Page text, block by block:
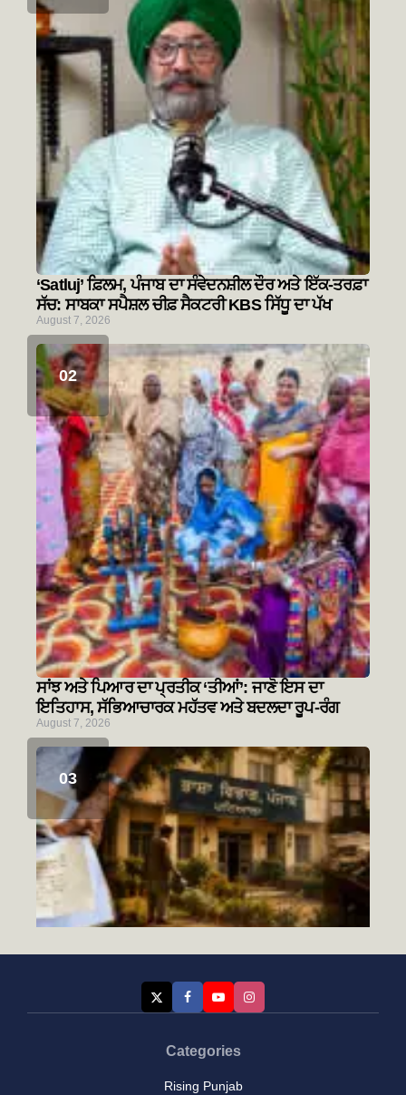
‘Satluj’ ਫ਼ਿਲਮ, ਪੰਜਾਬ ਦਾ ਸੰਵੇਦਨਸ਼ੀਲ ਦੌਰ ਅਤੇ ਇੱਕ-ਤਰਫ਼ਾ
ਸੱਚ: ਸਾਬਕਾ ਸਪੈਸ਼ਲ ਚੀਫ਼ ਸੈਕਟਰੀ KBS ਸਿੱਧੂ ਦਾ ਪੱਖ
August 7, 2026
ਸਾਂਝ ਅਤੇ ਪਿਆਰ ਦਾ ਪ੍ਰਤੀਕ ‘ਤੀਆਂ’: ਜਾਣੋ ਇਸ ਦਾ
ਇਤਿਹਾਸ, ਸੱਭਿਆਚਾਰਕ ਮਹੱਤਵ ਅਤੇ ਬਦਲਦਾ ਰੂਪ-ਰੰਗ
August 7, 2026
ਭਲੇ ਦਿਨਾਂ ਦੀਆਂ ਗੱਲਾਂ-(1)
Categories
Rising Punjab